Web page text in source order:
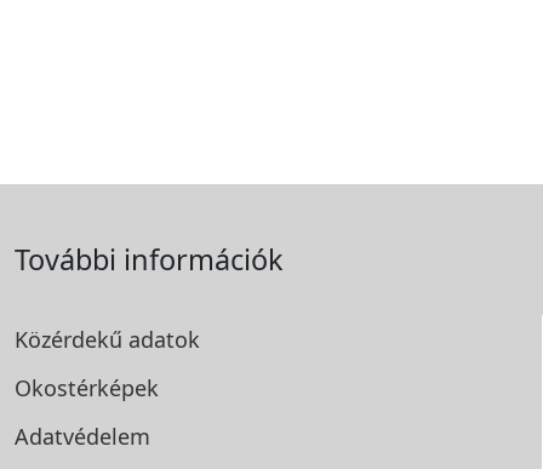
További információk
Közérdekű adatok
Okostérképek
Adatvédelem